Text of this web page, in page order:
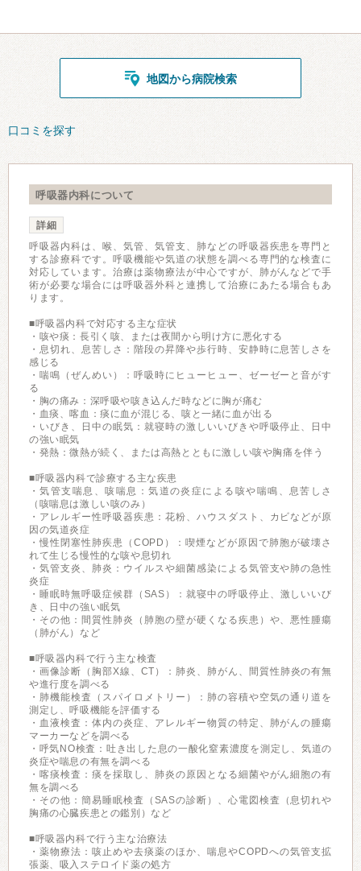
地図から病院検索
口コミを探す
呼吸器内科について
詳細
呼吸器内科は、喉、気管、気管支、肺などの呼吸器疾患を専門と
する診療科です。呼吸機能や気道の状態を調べる専門的な検査に
対応しています。治療は薬物療法が中心ですが、肺がんなどで手
術が必要な場合には呼吸器外科と連携して治療にあたる場合もあ
ります。
■呼吸器内科で対応する主な症状
・咳や痰：長引く咳、または夜間から明け方に悪化する
・息切れ、息苦しさ：階段の昇降や歩行時、安静時に息苦しさを
感じる
・喘鳴（ぜんめい）：呼吸時にヒューヒュー、ゼーゼーと音がす
る
・胸の痛み：深呼吸や咳き込んだ時などに胸が痛む
・血痰、喀血：痰に血が混じる、咳と一緒に血が出る
・いびき、日中の眠気：就寝時の激しいいびきや呼吸停止、日中
の強い眠気
・発熱：微熱が続く、または高熱とともに激しい咳や胸痛を伴う
■呼吸器内科で診療する主な疾患
・気管支喘息、咳喘息：気道の炎症による咳や喘鳴、息苦しさ
（咳喘息は激しい咳のみ）
・アレルギー性呼吸器疾患：花粉、ハウスダスト、カビなどが原
因の気道炎症
・慢性閉塞性肺疾患（COPD）：喫煙などが原因で肺胞が破壊さ
れて生じる慢性的な咳や息切れ
・気管支炎、肺炎：ウイルスや細菌感染による気管支や肺の急性
炎症
・睡眠時無呼吸症候群（SAS）：就寝中の呼吸停止、激しいいび
き、日中の強い眠気
・その他：間質性肺炎（肺胞の壁が硬くなる疾患）や、悪性腫瘍
（肺がん）など
■呼吸器内科で行う主な検査
・画像診断（胸部X線、CT）：肺炎、肺がん、間質性肺炎の有無
や進行度を調べる
・肺機能検査（スパイロメトリー）：肺の容積や空気の通り道を
測定し、呼吸機能を評価する
・血液検査：体内の炎症、アレルギー物質の特定、肺がんの腫瘍
マーカーなどを調べる
・呼気NO検査：吐き出した息の一酸化窒素濃度を測定し、気道の
炎症や喘息の有無を調べる
・喀痰検査：痰を採取し、肺炎の原因となる細菌やがん細胞の有
無を調べる
・その他：簡易睡眠検査（SASの診断）、心電図検査（息切れや
胸痛の心臓疾患との鑑別）など
■呼吸器内科で行う主な治療法
・薬物療法：咳止めや去痰薬のほか、喘息やCOPDへの気管支拡
張薬、吸入ステロイド薬の処方